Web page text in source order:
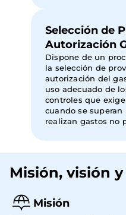
Selección de
Autorización
Dispone de un
la selección de
autorización del
uso adecuado de
controles que
cuando se superan
realizan gastos no
Misión, visión
Misión